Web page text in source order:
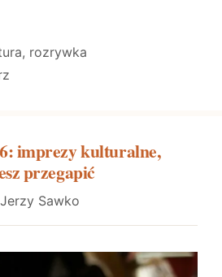
, rozrywka
imprezy kulturalne,
przegapić
Jerzy Sawko